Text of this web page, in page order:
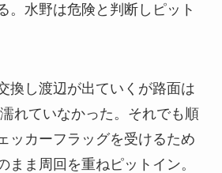
。水野は危険と判断しピット
換し渡辺が出ていくが路面は
れていなかった。それでも順
ッカーフラッグを受けるため
まま周回を重ねピットイン。